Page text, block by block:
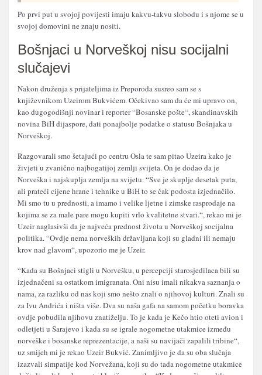
Po prvi put u svojoj povijesti imaju kakvu-takvu slobodu i s njome se u
svojoj domovini ne znaju nositi.
Bošnjaci u Norveškoj nisu socijalni
slučajevi
Nakon druženja s prijateljima iz Preporoda susreo sam se s
književnikom Uzeirom Bukvićem. Očekivao sam da će mi upravo on,
kao dugogodišnji novinar i reporter “Bosanske pošte“, skandinavskih
novina BiH dijaspore, dati ponajbolje podatke o statusu Bošnjaka u
Norveškoj.
Razgovarali smo šetajući po centru Osla te sam pitao Uzeira kako je
živjeti u zvanično najbogatijoj zemlji svijeta. On je dodao da je
Norveška i najskuplja zemlja na svijetu. “Sve je skuplje desetak puta,
ali prateći cijene hrane i tehnike u BiH to se čak podosta izjednačilo.
Mi smo tu u prednosti, a imamo i velike ljetne i zimske rasprodaje na
kojima se za male pare mogu kupiti vrlo kvalitetne stvari.“, rekao mi je
Uzeir naglasivši da je najveća prednost života u Norveškoj socijalna
politika. “Ovdje nema norveških državljana koji su gladni ili nemaju
krov nad glavom“, upozorio me je Uzeir.
“Kada su Bošnjaci stigli u Norvešku, u percepciji starosjedilaca bili su
izjednačeni sa ostatkom imigranata. Oni nisu imali nikakva saznanja o
nama, za razliku od nas koji smo nešto znali o njihovoj kulturi. Znali su
za Ivu Andrića i ništa više. Dva su naša gafa na samom početku boravka
ovdje pobudila njihovu znatiželju. To je kada je Kečo htio oteti avion i
odletjeti u Sarajevo i kada su se igrale nogometne utakmice između
norveške i bosanske reprezentacije, a naši su navijači zapalili tribine“,
uz smijeh mi je rekao Uzeir Bukvić. Zanimljivo je da su oba slučaja
izazvali simpatije kod Norvežana, koji su do tada nogometne utakmice